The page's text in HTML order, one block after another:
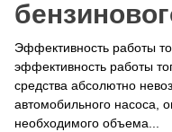
Эффективность работы
эффективность работы
средства абсолютно
автомобильного насоса,
необходимого объема...